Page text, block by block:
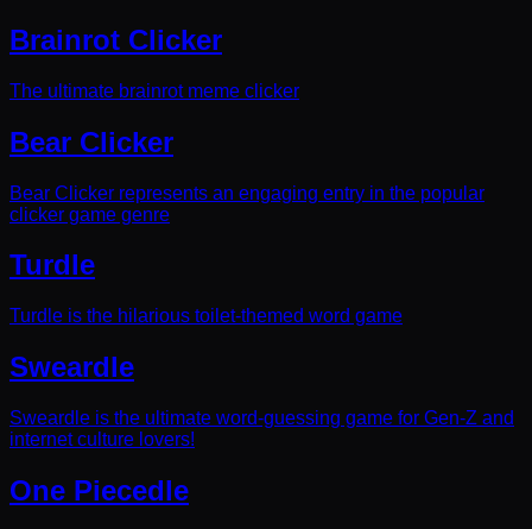
Brainrot Clicker
The ultimate brainrot meme clicker
Bear Clicker
Bear Clicker represents an engaging entry in the popular
clicker game genre
Turdle
Turdle is the hilarious toilet-themed word game
Sweardle
Sweardle is the ultimate word-guessing game for Gen-Z and
internet culture lovers!
One Piecedle